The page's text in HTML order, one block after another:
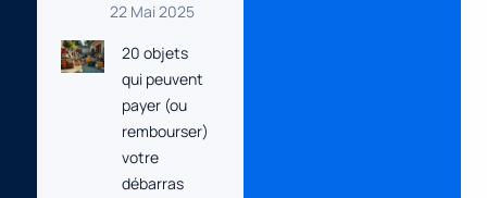
22 Mai 2025
20 objets
qui peuvent
payer (ou
rembourser)
votre
débarras